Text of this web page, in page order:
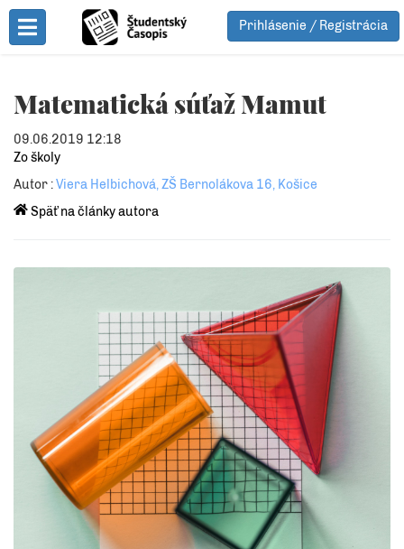
Toggle Menu
Prihlásenie / Registrácia
Matematická súťaž Mamut
09.06.2019 12:18
Zo školy
Autor :Viera Helbichová, ZŠ Bernolákova 16, Košice
Späť na články autora